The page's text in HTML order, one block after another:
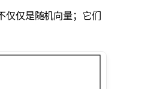
仅仅是随机向量；它们